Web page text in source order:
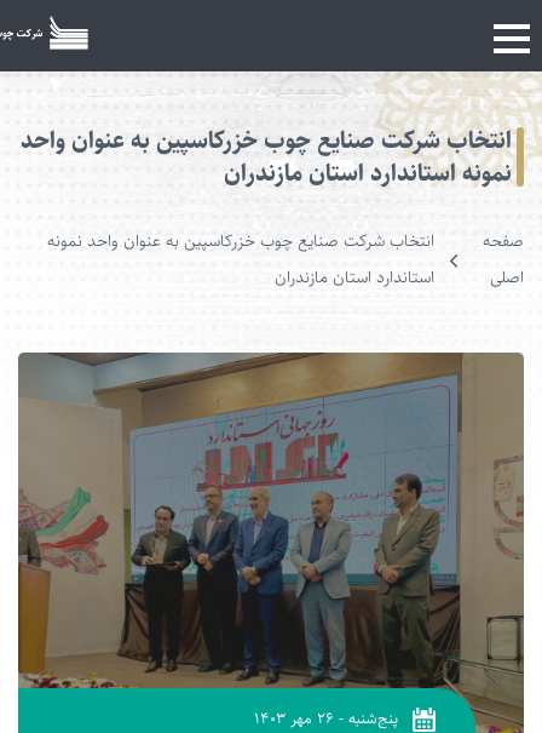
شرکت صنایع چوب خزرکاسپین به عنوان واحد
استاندارد استان مازندران
انتخاب شرکت صنایع چوب خزرکاسپین به عنوان واحد نمونه
استاندارد استان مازندران
پنج‌شنبه- ۲۶ مهر ۱۴۰۳